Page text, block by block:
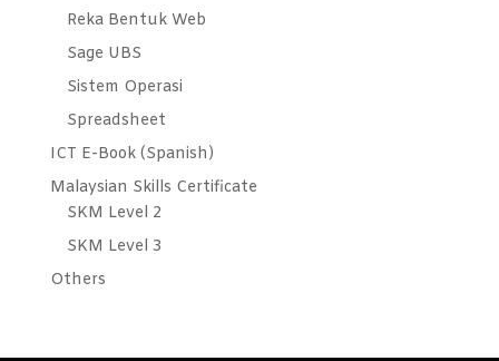
Reka Bentuk Web
Sage UBS
Sistem Operasi
Spreadsheet
ICT E-Book (Spanish)
Malaysian Skills Certificate
SKM Level 2
SKM Level 3
Others